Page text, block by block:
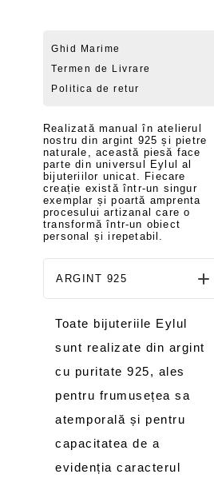
Ghid Marime
Termen de Livrare
Politica de retur
Realizată manual în atelierul
nostru din argint 925 și pietre
naturale, această piesă face
parte din universul Eylul al
bijuteriilor unicat. Fiecare
creație există într-un singur
exemplar și poartă amprenta
procesului artizanal care o
transformă într-un obiect
personal și irepetabil.
ARGINT 925
Toate bijuteriile Eylul
sunt realizate din argint
cu puritate 925, ales
pentru frumusețea sa
atemporală și pentru
capacitatea de a
evidenția caracterul